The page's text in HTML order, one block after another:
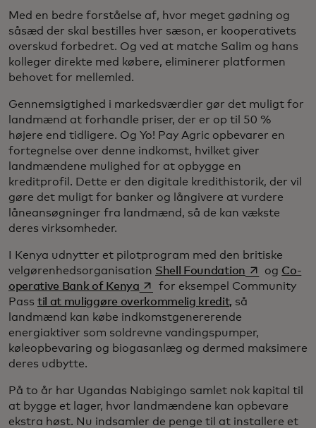
Med en bedre forståelse af, hvor meget gødning og
såsæd der skal bestilles hver sæson, er kooperativets
overskud forbedret. Og ved at matche Salim og hans
kolleger direkte med købere, eliminerer platformen
behovet for mellemled.
Gennemsigtighed i markedsværdier gør det muligt for
landmænd at forhandle priser, der er op til 50 %
højere end tidligere. Og Yo! Pay Agric opbevarer en
fortegnelse over denne indkomst, hvilket giver
landmændene mulighed for at opbygge en
kreditprofil. Dette er den digitale kredithistorik, der vil
gøre det muligt for banker og långivere at vurdere
låneansøgninger fra landmænd, så de kan vækste
deres virksomheder.
I Kenya udnytter et pilotprogram med den britiske
velgørenhedsorganisation Shell Foundationopens in a
og Co-
operative Bank of Kenyaopens in a new tab
for eksempel Community
Pass til at muliggøre overkommelig kredit, så
landmænd kan købe indkomstgenererende
energiaktiver som soldrevne vandingspumper,
køleopbevaring og biogasanlæg og dermed maksimere
deres udbytte.
På to år har Ugandas Nabigingo samlet nok kapital til
at bygge et lager, hvor landmændene kan opbevare
ekstra høst. Nu indsamler de penge til at installere et